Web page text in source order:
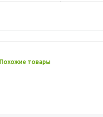
Похожие товары